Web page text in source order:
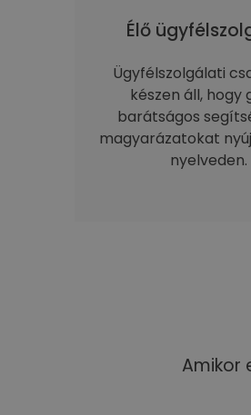
Élő
Ügyfélszolgálati
készen áll, hogy
barátságos
magyarázatokat
nyelveden.
Amikor